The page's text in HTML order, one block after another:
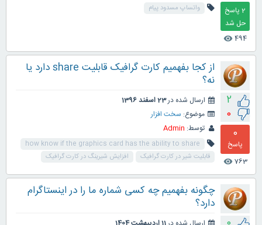
2 پاسخ
494
visibility
واتساپ مسدود پیام
2
0
0
پاسخ
763
visibility
از کجا بفهمیم کارت گرافیک قابلیت share دارد یا
نه؟
ارسال شده در23 اسفند 1396
موضوع: سخت افزار
توسط: Admin
how know if the graphics card has the ability to share
قابلیت شیر در کارت گرافیک
افزایش شیرینگ در کارت گرافیک
چگونه بفهمیم چه کسی شماره ما را در اینستاگرام
دارد؟